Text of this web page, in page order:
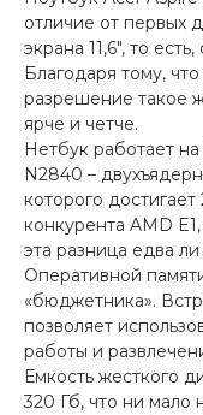
отличие от первых
экрана 11,6", то
Благодаря тому,
разрешение такое
ярче и четче.
Нетбук работает
N2840 –
которого
конкурента AMD
эта разница едва ли
Оперативной
«бюджетника».
позволяет
работы и
Емкость жесткого
320 Гб, что ни мало